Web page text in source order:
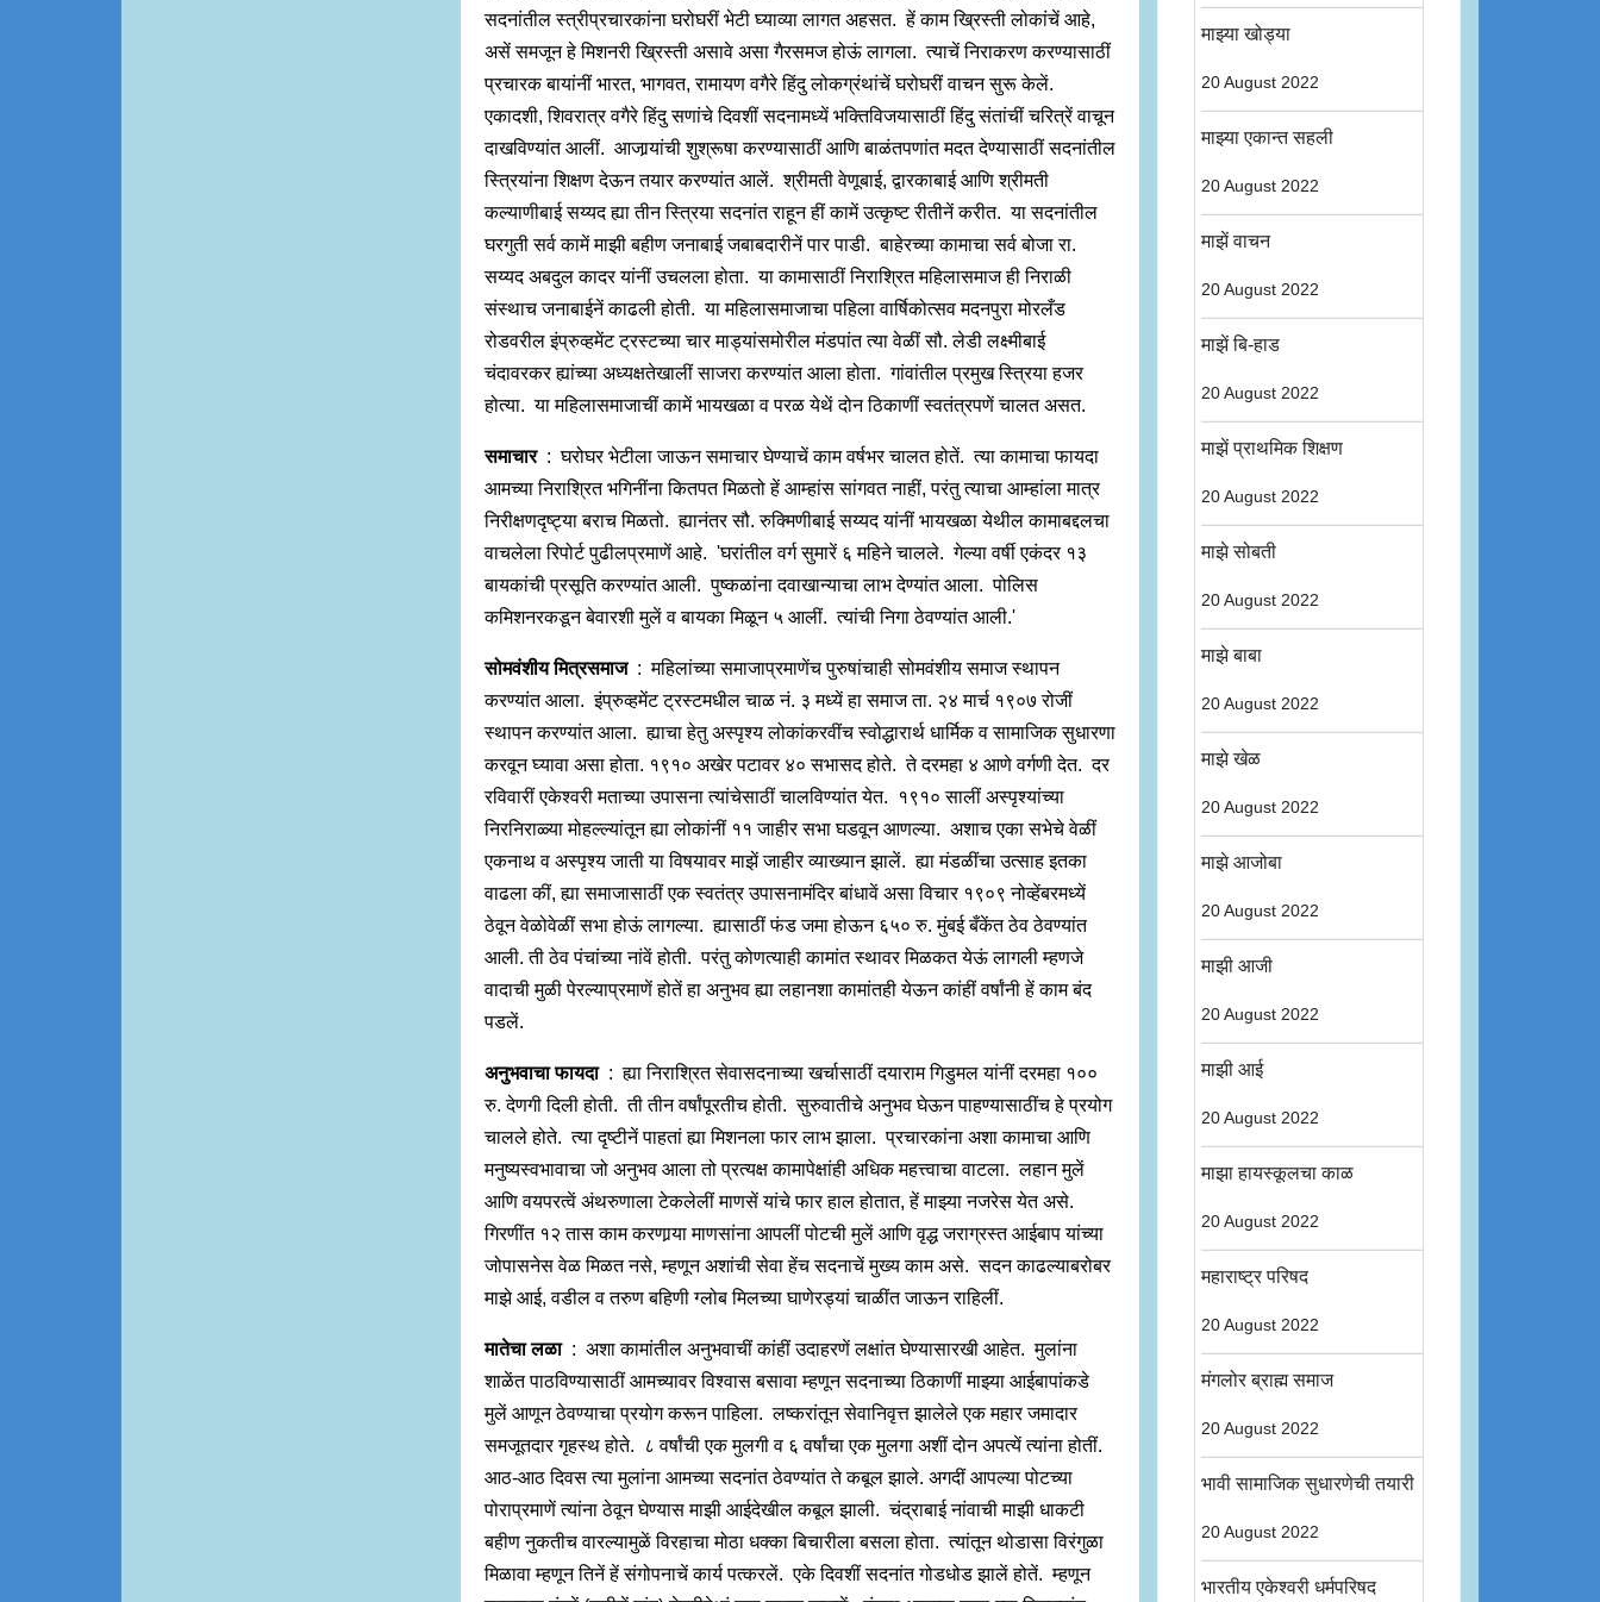
सदनांतील स्त्रीप्रचारकांना घरोघरीं भेटी घ्याव्या लागत अहसत. हें काम ख्रिस्ती लोकांचें आहे,
असें समजून हे मिशनरी ख्रिस्ती असावे असा गैरसमज होऊं लागला. त्याचें निराकरण करण्यासाठीं
प्रचारक बायांनीं भारत, भागवत, रामायण वगैरे हिंदु लोकग्रंथांचें घरोघरीं वाचन सुरू केलें.
एकादशी, शिवरात्र वगैरे हिंदु सणांचे दिवशीं सदनामध्यें भक्तिविजयासाठीं हिंदु संतांचीं चरित्रें वाचून
दाखविण्यांत आलीं. आजार्‍यांची शुश्रूषा करण्यासाठीं आणि बाळंतपणांत मदत देण्यासाठीं सदनांतील
स्त्रियांना शिक्षण देऊन तयार करण्यांत आलें. श्रीमती वेणूबाई, द्वारकाबाई आणि श्रीमती
कल्याणीबाई सय्यद ह्या तीन स्त्रिया सदनांत राहून हीं कामें उत्कृष्ट रीतीनें करीत. या सदनांतील
घरगुती सर्व कामें माझी बहीण जनाबाई जबाबदारीनें पार पाडी. बाहेरच्या कामाचा सर्व बोजा रा.
सय्यद अबदुल कादर यांनीं उचलला होता. या कामासाठीं निराश्रित महिलासमाज ही निराळी
संस्थाच जनाबाईनें काढली होती. या महिलासमाजाचा पहिला वार्षिकोत्सव मदनपुरा मोरलँड
रोडवरील इंप्रुव्हमेंट ट्रस्टच्या चार माड्यांसमोरील मंडपांत त्या वेळीं सौ. लेडी लक्ष्मीबाई
चंदावरकर ह्यांच्या अध्यक्षतेखालीं साजरा करण्यांत आला होता. गांवांतील प्रमुख स्त्रिया हजर
होत्या. या महिलासमाजाचीं कामें भायखळा व परळ येथें दोन ठिकाणीं स्वतंत्रपणें चालत असत.
समाचार: घरोघर भेटीला जाऊन समाचार घेण्याचें काम वर्षभर चालत होतें. त्या कामाचा फायदा
आमच्या निराश्रित भगिनींना कितपत मिळतो हें आम्हांस सांगवत नाहीं, परंतु त्याचा आम्हांला मात्र
निरीक्षणदृष्ट्या बराच मिळतो. ह्यानंतर सौ. रुक्मिणीबाई सय्यद यांनीं भायखळा येथील कामाबद्दलचा
वाचलेला रिपोर्ट पुढीलप्रमाणें आहे. 'घरांतील वर्ग सुमारें ६ महिने चालले. गेल्या वर्षी एकंदर १३
बायकांची प्रसूति करण्यांत आली. पुष्कळांना दवाखान्याचा लाभ देण्यांत आला. पोलिस
कमिशनरकडून बेवारशी मुलें व बायका मिळून ५ आलीं. त्यांची निगा ठेवण्यांत आली.'
सोमवंशीय मित्रसमाज: महिलांच्या समाजाप्रमाणेंच पुरुषांचाही सोमवंशीय समाज स्थापन
करण्यांत आला. इंप्रुव्हमेंट ट्रस्टमधील चाळ नं. ३ मध्यें हा समाज ता. २४ मार्च १९०७ रोजीं
स्थापन करण्यांत आला. ह्याचा हेतु अस्पृश्य लोकांकरवींच स्वोद्धारार्थ धार्मिक व सामाजिक सुधारणा
करवून घ्यावा असा होता. १९१० अखेर पटावर ४० सभासद होते. ते दरमहा ४ आणे वर्गणी देत. दर
रविवारीं एकेश्वरी मताच्या उपासना त्यांचेसाठीं चालविण्यांत येत. १९१० सालीं अस्पृश्यांच्या
निरनिराळ्या मोहल्ल्यांतून ह्या लोकांनीं ११ जाहीर सभा घडवून आणल्या. अशाच एका सभेचे वेळीं
एकनाथ व अस्पृश्य जाती या विषयावर माझें जाहीर व्याख्यान झालें. ह्या मंडळींचा उत्साह इतका
वाढला कीं, ह्या समाजासाठीं एक स्वतंत्र उपासनामंदिर बांधावें असा विचार १९०९ नोव्हेंबरमध्यें
ठेवून वेळोवेळीं सभा होऊं लागल्या. ह्यासाठीं फंड जमा होऊन ६५० रु. मुंबई बँकेंत ठेव ठेवण्यांत
आली. ती ठेव पंचांच्या नांवें होती. परंतु कोणत्याही कामांत स्थावर मिळकत येऊं लागली म्हणजे
वादाची मुळी पेरल्याप्रमाणें होतें हा अनुभव ह्या लहानशा कामांतही येऊन कांहीं वर्षांनी हें काम बंद
पडलें.
अनुभवाचा फायदा: ह्या निराश्रित सेवासदनाच्या खर्चासाठीं दयाराम गिडुमल यांनीं दरमहा १००
रु. देणगी दिली होती. ती तीन वर्षांपूरतीच होती. सुरुवातीचे अनुभव घेऊन पाहण्यासाठींच हे प्रयोग
चालले होते. त्या दृष्टीनें पाहतां ह्या मिशनला फार लाभ झाला. प्रचारकांना अशा कामाचा आणि
मनुष्यस्वभावाचा जो अनुभव आला तो प्रत्यक्ष कामापेक्षांही अधिक महत्त्वाचा वाटला. लहान मुलें
आणि वयपरत्वें अंथरुणाला टेकलेलीं माणसें यांचे फार हाल होतात, हें माझ्या नजरेस येत असे.
गिरणींत १२ तास काम करणार्‍या माणसांना आपलीं पोटची मुलें आणि वृद्ध जराग्रस्त आईबाप यांच्या
जोपासनेस वेळ मिळत नसे, म्हणून अशांची सेवा हेंच सदनाचें मुख्य काम असे. सदन काढल्याबरोबर
माझे आई, वडील व तरुण बहिणी ग्लोब मिलच्या घाणेरड्यां चाळींत जाऊन राहिलीं.
मातेचा लळा: अशा कामांतील अनुभवाचीं कांहीं उदाहरणें लक्षांत घेण्यासारखी आहेत. मुलांना
शाळेंत पाठविण्यासाठीं आमच्यावर विश्वास बसावा म्हणून सदनाच्या ठिकाणीं माझ्या आईबापांकडे
मुलें आणून ठेवण्याचा प्रयोग करून पाहिला. लष्करांतून सेवानिवृत्त झालेले एक महार जमादार
समजूतदार गृहस्थ होते. ८ वर्षांची एक मुलगी व ६ वर्षांचा एक मुलगा अशीं दोन अपत्यें त्यांना होतीं.
आठ-आठ दिवस त्या मुलांना आमच्या सदनांत ठेवण्यांत ते कबूल झाले. अगदीं आपल्या पोटच्या
पोराप्रमाणें त्यांना ठेवून घेण्यास माझी आईदेखील कबूल झाली. चंद्राबाई नांवाची माझी धाकटी
बहीण नुकतीच वारल्यामुळें विरहाचा मोठा धक्का बिचारीला बसला होता. त्यांतून थोडासा विरंगुळा
मिळावा म्हणून तिनें हें संगोपनाचें कार्य पत्करलें. एके दिवशीं सदनांत गोडधोड झालें होतें. म्हणून
माझ्या खोड्या
20 August 2022
माझ्या एकान्त सहली
20 August 2022
माझें वाचन
20 August 2022
माझें बि-हाड
20 August 2022
माझें प्राथमिक शिक्षण
20 August 2022
माझे सोबती
20 August 2022
माझे बाबा
20 August 2022
माझे खेळ
20 August 2022
माझे आजोबा
20 August 2022
माझी आजी
20 August 2022
माझी आई
20 August 2022
माझा हायस्कूलचा काळ
20 August 2022
महाराष्ट्र परिषद
20 August 2022
मंगलोर ब्राह्म समाज
20 August 2022
भावी सामाजिक सुधारणेची तयारी
20 August 2022
भारतीय एकेश्वरी धर्मपरिषद